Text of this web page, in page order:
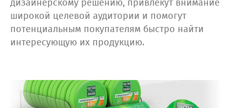
дизайнерскому решению, привлекут внимание
широкой целевой аудитории и помогут
потенциальным покупателям быстро найти
интересующую их продукцию.